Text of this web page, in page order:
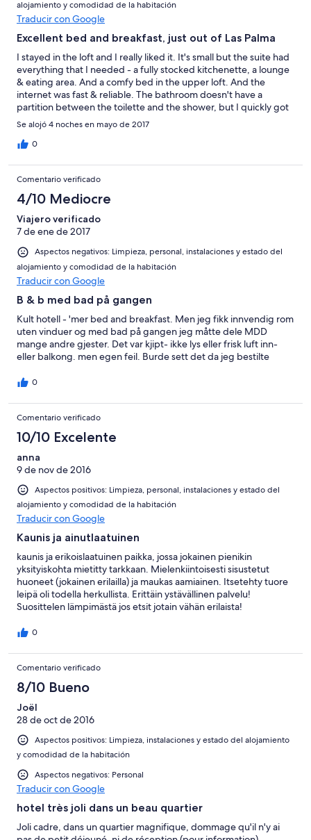
alojamiento y comodidad de la habitación
Traducir con Google
Excellent bed and breakfast, just out of Las Palma
I stayed in the loft and I really liked it. It's small but the suite had
everything that I needed - a fully stocked kitchenette, a lounge
& eating area. And a comfy bed in the upper loft. And the
internet was fast & reliable. The bathroom doesn't have a
partition between the toilette and the shower, but I quickly got
used to it. The only thing to note is that breakfast isn't included.
Se alojó 4 noches en mayo de 2017
0
Comentario verificado
4/10 Mediocre
Viajero verificado
7 de ene de 2017
Aspectos negativos: Limpieza, personal, instalaciones y estado del
alojamiento y comodidad de la habitación
Traducir con Google
B & b med bad på gangen
Kult hotell - 'mer bed and breakfast. Men jeg fikk innvendig rom
uten vinduer og med bad på gangen jeg måtte dele MDD
mange andre gjester. Det var kjipt- ikke lys eller frisk luft inn-
eller balkong. men egen feil. Burde sett det da jeg bestilte
0
Comentario verificado
10/10 Excelente
anna
9 de nov de 2016
Aspectos positivos: Limpieza, personal, instalaciones y estado del
alojamiento y comodidad de la habitación
Traducir con Google
Kaunis ja ainutlaatuinen
kaunis ja erikoislaatuinen paikka, jossa jokainen pienikin
yksityiskohta mietitty tarkkaan. Mielenkiintoisesti sisustetut
huoneet (jokainen erilailla) ja maukas aamiainen. Itsetehty tuore
leipä oli todella herkullista. Erittäin ystävällinen palvelu!
Suosittelen lämpimästä jos etsit jotain vähän erilaista!
0
Comentario verificado
8/10 Bueno
Joël
28 de oct de 2016
Aspectos positivos: Limpieza, instalaciones y estado del alojamiento
y comodidad de la habitación
Aspectos negativos: Personal
Traducir con Google
hotel très joli dans un beau quartier
Joli cadre, dans un quartier magnifique, dommage qu'il n'y ai